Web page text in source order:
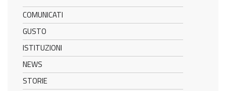
COMUNICATI
GUSTO
ISTITUZIONI
NEWS
STORIE